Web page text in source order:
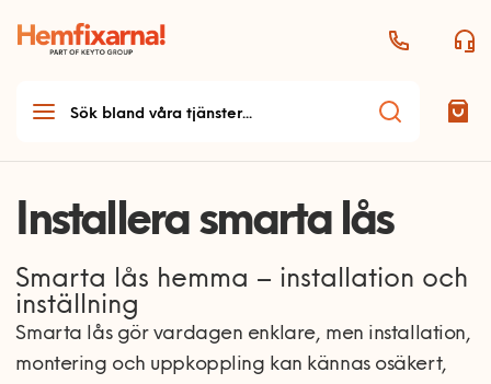
Installera smarta lås
Smarta lås hemma – installation och
inställning
Smarta lås gör vardagen enklare, men installation,
montering och uppkoppling kan kännas osäkert,